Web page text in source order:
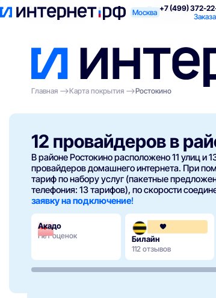
Москва +7 (499) 372-
Поиск по адресу Для квартиры
Главная
Карта покрытия Ростокино
12 провайдеров в
В районе Ростокино расположено 11 улиц и
провайдеров домашнего интернета. При
тариф по набору услуг (пакетные
телефония: 13 тарифов), по скорости
заявку на подключение!
Акадо
Нет оценок Билайн
112 отзывов